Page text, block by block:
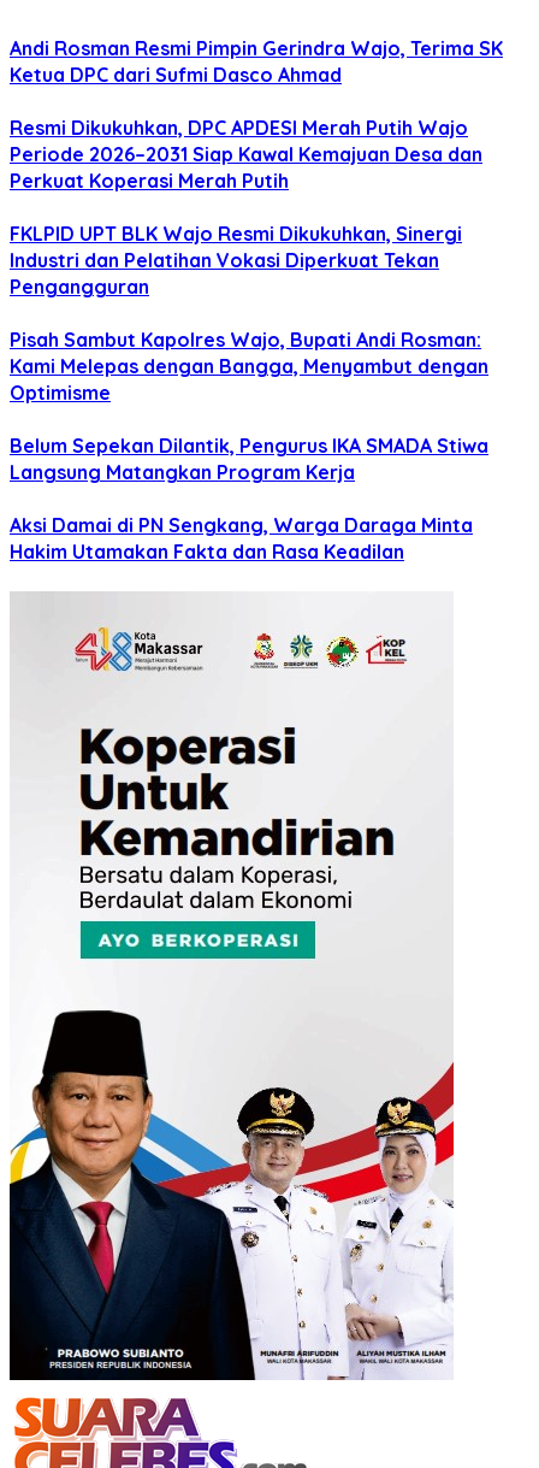
Andi Rosman Resmi Pimpin Gerindra Wajo, Terima SK
Ketua DPC dari Sufmi Dasco Ahmad
Resmi Dikukuhkan, DPC APDESI Merah Putih Wajo
Periode 2026–2031 Siap Kawal Kemajuan Desa dan
Perkuat Koperasi Merah Putih
FKLPID UPT BLK Wajo Resmi Dikukuhkan, Sinergi
Industri dan Pelatihan Vokasi Diperkuat Tekan
Pengangguran
Pisah Sambut Kapolres Wajo, Bupati Andi Rosman:
Kami Melepas dengan Bangga, Menyambut dengan
Optimisme
Belum Sepekan Dilantik, Pengurus IKA SMADA Stiwa
Langsung Matangkan Program Kerja
Aksi Damai di PN Sengkang, Warga Daraga Minta
Hakim Utamakan Fakta dan Rasa Keadilan